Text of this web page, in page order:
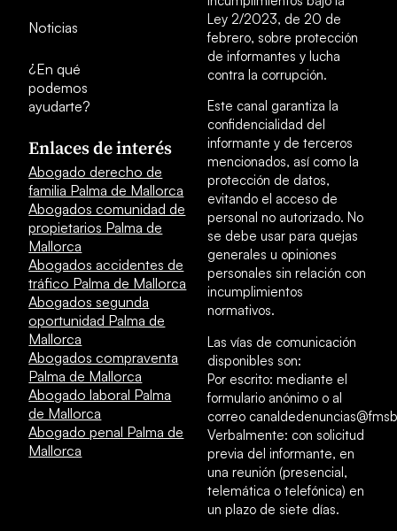
Noticias
¿En qué
podemos
ayudarte?
Enlaces de interés
Abogado derecho de
familia Palma de Mallorca
Abogados comunidad de
propietarios Palma de
Mallorca
Abogados accidentes de
tráfico Palma de Mallorca
Abogados segunda
oportunidad Palma de
Mallorca
Abogados compraventa
Palma de Mallorca
Abogado laboral Palma
de Mallorca
Abogado penal Palma de
Mallorca
Ley 2/2023, de 20 de
febrero, sobre protección
de informantes y lucha
contra la corrupción.
Este canal garantiza la
confidencialidad del
informante y de terceros
mencionados, así como la
protección de datos,
evitando el acceso de
personal no autorizado. No
se debe usar para quejas
generales u opiniones
personales sin relación con
incumplimientos
normativos.
Las vías de comunicación
disponibles son:
Por escrito: mediante el
formulario anónimo o al
correo
Verbalmente: con solicitud
previa del informante, en
una reunión (presencial,
telemática o telefónica) en
un plazo de siete días.